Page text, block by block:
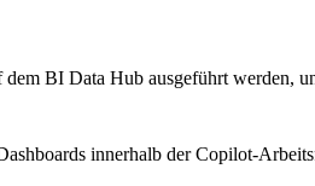
BI Data Hub ausgeführt werden,
innerhalb der Copilot-